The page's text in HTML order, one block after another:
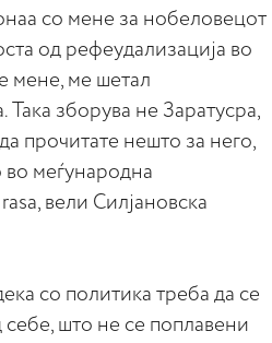
со мене за нобеловецот
од рефеудализација во
мене, ме шетал
зборува не Заратусра,
прочитате нешто за него,
во меѓународна
вели Силјановска
со политика треба да се
што не се поплавени